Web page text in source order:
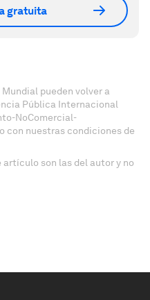
gratuita
pueden volver a
Pública Internacional
NoComercial-
con nuestras condiciones de
artículo son las del autor y no